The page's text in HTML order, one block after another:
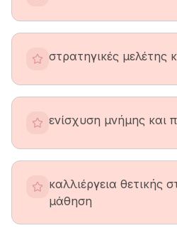
στρατηγικές μελέτης
ενίσχυση μνήμης και
καλλιέργεια θετικής
μάθηση